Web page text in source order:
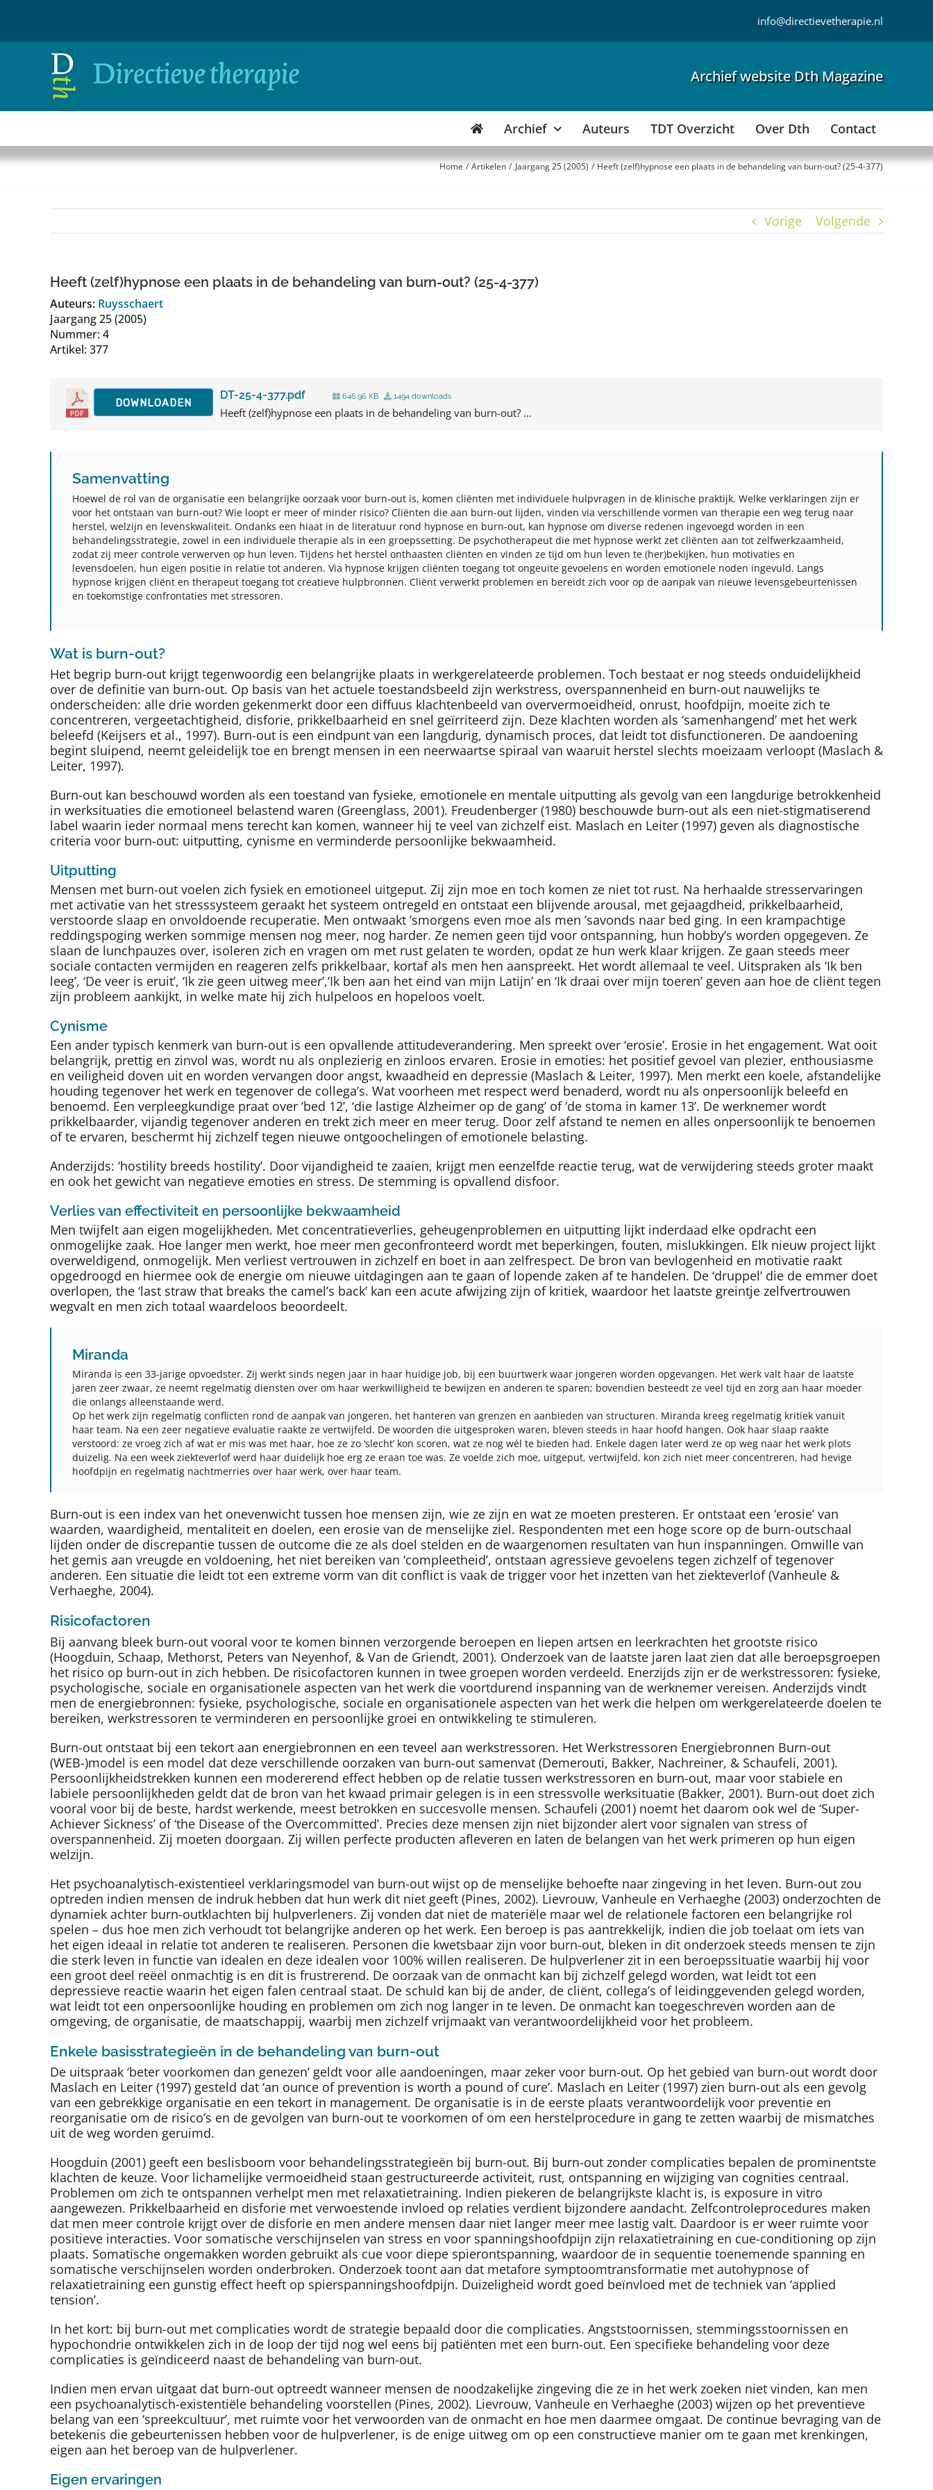
inhoud
info@directievetherapie.nl
Archief website Dth Magazine
Archief Auteurs TDT Overzicht Over Dth Contact
Home Artikelen Jaargang 25 (2005) Heeft (zelf)hypnose een plaats in de behandeling van burn-out? (25-4-377)
Vorige Volgende
Heeft (zelf)hypnose een plaats in de behandeling van burn-out? (25-4-377)
Auteurs: Ruysschaert
Jaargang 25 (2005)
Nummer: 4
Artikel: 377
DOWNLOADEN
DT-25-4-377.pdf 646.96 KB 1494 downloads
Heeft (zelf)hypnose een plaats in de behandeling van burn-out? ...
Samenvatting
Hoewel de rol van de organisatie een belangrijke oorzaak voor burn-out is, komen cliënten met individuele hulpvragen in de klinische praktijk. Welke verklaringen zijn er
voor het ontstaan van burn-out? Wie loopt er meer of minder risico? Cliënten die aan burn-out lijden, vinden via verschillende vormen van therapie een weg terug naar
herstel, welzijn en levenskwaliteit. Ondanks een hiaat in de literatuur rond hypnose en burn-out, kan hypnose om diverse redenen ingevoegd worden in een
behandelingsstrategie, zowel in een individuele therapie als in een groepssetting. De psychotherapeut die met hypnose werkt zet cliënten aan tot zelfwerkzaamheid,
zodat zij meer controle verwerven op hun leven. Tijdens het herstel onthaasten cliënten en vinden ze tijd om hun leven te (her)bekijken, hun motivaties en
levensdoelen, hun eigen positie in relatie tot anderen. Via hypnose krijgen cliënten toegang tot ongeuite gevoelens en worden emotionele noden ingevuld. Langs
hypnose krijgen cliënt en therapeut toegang tot creatieve hulpbronnen. Cliënt verwerkt problemen en bereidt zich voor op de aanpak van nieuwe levensgebeurtenissen
en toekomstige confrontaties met stressoren.
Wat is burn-out?
Het begrip burn-out krijgt tegenwoordig een belangrijke plaats in werkgerelateerde problemen. Toch bestaat er nog steeds onduidelijkheid
over de definitie van burn-out. Op basis van het actuele toestandsbeeld zijn werkstress, overspannenheid en burn-out nauwelijks te
onderscheiden: alle drie worden gekenmerkt door een diffuus klachtenbeeld van oververmoeidheid, onrust, hoofdpijn, moeite zich te
concentreren, vergeetachtigheid, disforie, prikkelbaarheid en snel geïrriteerd zijn. Deze klachten worden als ‘samenhangend’ met het werk
beleefd (Keijsers et al., 1997). Burn-out is een eindpunt van een langdurig, dynamisch proces, dat leidt tot disfunctioneren. De aandoening
begint sluipend, neemt geleidelijk toe en brengt mensen in een neerwaartse spiraal van waaruit herstel slechts moeizaam verloopt (Maslach &
Leiter, 1997).
Burn-out kan beschouwd worden als een toestand van fysieke, emotionele en mentale uitputting als gevolg van een langdurige betrokkenheid
in werksituaties die emotioneel belastend waren (Greenglass, 2001). Freudenberger (1980) beschouwde burn-out als een niet-stigmatiserend
label waarin ieder normaal mens terecht kan komen, wanneer hij te veel van zichzelf eist. Maslach en Leiter (1997) geven als diagnostische
criteria voor burn-out: uitputting, cynisme en verminderde persoonlijke bekwaamheid.
Uitputting
Mensen met burn-out voelen zich fysiek en emotioneel uitgeput. Zij zijn moe en toch komen ze niet tot rust. Na herhaalde stresservaringen
met activatie van het stresssysteem geraakt het systeem ontregeld en ontstaat een blijvende arousal, met gejaagdheid, prikkelbaarheid,
verstoorde slaap en onvoldoende recuperatie. Men ontwaakt ’smorgens even moe als men ’savonds naar bed ging. In een krampachtige
reddingspoging werken sommige mensen nog meer, nog harder. Ze nemen geen tijd voor ontspanning, hun hobby’s worden opgegeven. Ze
slaan de lunchpauzes over, isoleren zich en vragen om met rust gelaten te worden, opdat ze hun werk klaar krijgen. Ze gaan steeds meer
sociale contacten vermijden en reageren zelfs prikkelbaar, kortaf als men hen aanspreekt. Het wordt allemaal te veel. Uitspraken als ‘Ik ben
leeg’, ‘De veer is eruit’, ‘Ik zie geen uitweg meer’,‘Ik ben aan het eind van mijn Latijn’ en ‘Ik draai over mijn toeren’ geven aan hoe de cliënt tegen
zijn probleem aankijkt, in welke mate hij zich hulpeloos en hopeloos voelt.
Cynisme
Een ander typisch kenmerk van burn-out is een opvallende attitudeverandering. Men spreekt over ‘erosie’. Erosie in het engagement. Wat ooit
belangrijk, prettig en zinvol was, wordt nu als onplezierig en zinloos ervaren. Erosie in emoties: het positief gevoel van plezier, enthousiasme
en veiligheid doven uit en worden vervangen door angst, kwaadheid en depressie (Maslach & Leiter, 1997). Men merkt een koele, afstandelijke
houding tegenover het werk en tegenover de collega’s. Wat voorheen met respect werd benaderd, wordt nu als onpersoonlijk beleefd en
benoemd. Een verpleegkundige praat over ‘bed 12’, ‘die lastige Alzheimer op de gang’ of ‘de stoma in kamer 13’. De werknemer wordt
prikkelbaarder, vijandig tegenover anderen en trekt zich meer en meer terug. Door zelf afstand te nemen en alles onpersoonlijk te benoemen
of te ervaren, beschermt hij zichzelf tegen nieuwe ontgoochelingen of emotionele belasting.
Anderzijds: ‘hostility breeds hostility’. Door vijandigheid te zaaien, krijgt men eenzelfde reactie terug, wat de verwijdering steeds groter maakt
en ook het gewicht van negatieve emoties en stress. De stemming is opvallend disfoor.
Verlies van effectiviteit en persoonlijke bekwaamheid
Men twijfelt aan eigen mogelijkheden. Met concentratieverlies, geheugenproblemen en uitputting lijkt inderdaad elke opdracht een
onmogelijke zaak. Hoe langer men werkt, hoe meer men geconfronteerd wordt met beperkingen, fouten, mislukkingen. Elk nieuw project lijkt
overweldigend, onmogelijk. Men verliest vertrouwen in zichzelf en boet in aan zelfrespect. De bron van bevlogenheid en motivatie raakt
opgedroogd en hiermee ook de energie om nieuwe uitdagingen aan te gaan of lopende zaken af te handelen. De ‘druppel’ die de emmer doet
overlopen, the ‘last straw that breaks the camel’s back’ kan een acute afwijzing zijn of kritiek, waardoor het laatste greintje zelfvertrouwen
wegvalt en men zich totaal waardeloos beoordeelt.
Miranda
Miranda is een 33-jarige opvoedster. Zij werkt sinds negen jaar in haar huidige job, bij een buurtwerk waar jongeren worden opgevangen. Het werk valt haar de laatste
jaren zeer zwaar, ze neemt regelmatig diensten over om haar werkwilligheid te bewijzen en anderen te sparen; bovendien besteedt ze veel tijd en zorg aan haar moeder
die onlangs alleenstaande werd.
Op het werk zijn regelmatig conflicten rond de aanpak van jongeren, het hanteren van grenzen en aanbieden van structuren. Miranda kreeg regelmatig kritiek vanuit
haar team. Na een zeer negatieve evaluatie raakte ze vertwijfeld. De woorden die uitgesproken waren, bleven steeds in haar hoofd hangen. Ook haar slaap raakte
verstoord: ze vroeg zich af wat er mis was met haar, hoe ze zo ‘slecht’ kon scoren, wat ze nog wél te bieden had. Enkele dagen later werd ze op weg naar het werk plots
duizelig. Na een week ziekteverlof werd haar duidelijk hoe erg ze eraan toe was. Ze voelde zich moe, uitgeput, vertwijfeld, kon zich niet meer concentreren, had hevige
hoofdpijn en regelmatig nachtmerries over haar werk, over haar team.
Burn-out is een index van het onevenwicht tussen hoe mensen zijn, wie ze zijn en wat ze moeten presteren. Er ontstaat een ‘erosie’ van
waarden, waardigheid, mentaliteit en doelen, een erosie van de menselijke ziel. Respondenten met een hoge score op de burn-outschaal
lijden onder de discrepantie tussen de outcome die ze als doel stelden en de waargenomen resultaten van hun inspanningen. Omwille van
het gemis aan vreugde en voldoening, het niet bereiken van ‘compleetheid’, ontstaan agressieve gevoelens tegen zichzelf of tegenover
anderen. Een situatie die leidt tot een extreme vorm van dit conflict is vaak de trigger voor het inzetten van het ziekteverlof (Vanheule &
Verhaeghe, 2004).
Risicofactoren
Bij aanvang bleek burn-out vooral voor te komen binnen verzorgende beroepen en liepen artsen en leerkrachten het grootste risico
(Hoogduin, Schaap, Methorst, Peters van Neyenhof, & Van de Griendt, 2001). Onderzoek van de laatste jaren laat zien dat alle beroepsgroepen
het risico op burn-out in zich hebben. De risicofactoren kunnen in twee groepen worden verdeeld. Enerzijds zijn er de werkstressoren: fysieke,
psychologische, sociale en organisationele aspecten van het werk die voortdurend inspanning van de werknemer vereisen. Anderzijds vindt
men de energiebronnen: fysieke, psychologische, sociale en organisationele aspecten van het werk die helpen om werkgerelateerde doelen te
bereiken, werkstressoren te verminderen en persoonlijke groei en ontwikkeling te stimuleren.
Burn-out ontstaat bij een tekort aan energiebronnen en een teveel aan werkstressoren. Het Werkstressoren Energiebronnen Burn-out
(WEB-)model is een model dat deze verschillende oorzaken van burn-out samenvat (Demerouti, Bakker, Nachreiner, & Schaufeli, 2001).
Persoonlijkheidstrekken kunnen een modererend effect hebben op de relatie tussen werkstressoren en burn-out, maar voor stabiele en
labiele persoonlijkheden geldt dat de bron van het kwaad primair gelegen is in een stressvolle werksituatie (Bakker, 2001). Burn-out doet zich
vooral voor bij de beste, hardst werkende, meest betrokken en succesvolle mensen. Schaufeli (2001) noemt het daarom ook wel de ‘Super-
Achiever Sickness’ of ‘the Disease of the Overcommitted’. Precies deze mensen zijn niet bijzonder alert voor signalen van stress of
overspannenheid. Zij moeten doorgaan. Zij willen perfecte producten afleveren en laten de belangen van het werk primeren op hun eigen
welzijn.
Het psychoanalytisch-existentieel verklaringsmodel van burn-out wijst op de menselijke behoefte naar zingeving in het leven. Burn-out zou
optreden indien mensen de indruk hebben dat hun werk dit niet geeft (Pines, 2002). Lievrouw, Vanheule en Verhaeghe (2003) onderzochten de
dynamiek achter burn-outklachten bij hulpverleners. Zij vonden dat niet de materiële maar wel de relationele factoren een belangrijke rol
spelen – dus hoe men zich verhoudt tot belangrijke anderen op het werk. Een beroep is pas aantrekkelijk, indien die job toelaat om iets van
het eigen ideaal in relatie tot anderen te realiseren. Personen die kwetsbaar zijn voor burn-out, bleken in dit onderzoek steeds mensen te zijn
die sterk leven in functie van idealen en deze idealen voor 100% willen realiseren. De hulpverlener zit in een beroepssituatie waarbij hij voor
een groot deel reëel onmachtig is en dit is frustrerend. De oorzaak van de onmacht kan bij zichzelf gelegd worden, wat leidt tot een
depressieve reactie waarin het eigen falen centraal staat. De schuld kan bij de ander, de cliënt, collega’s of leidinggevenden gelegd worden,
wat leidt tot een onpersoonlijke houding en problemen om zich nog langer in te leven. De onmacht kan toegeschreven worden aan de
omgeving, de organisatie, de maatschappij, waarbij men zichzelf vrijmaakt van verantwoordelijkheid voor het probleem.
Enkele basisstrategieën in de behandeling van burn-out
De uitspraak ‘beter voorkomen dan genezen’ geldt voor alle aandoeningen, maar zeker voor burn-out. Op het gebied van burn-out wordt door
Maslach en Leiter (1997) gesteld dat ‘an ounce of prevention is worth a pound of cure’. Maslach en Leiter (1997) zien burn-out als een gevolg
van een gebrekkige organisatie en een tekort in management. De organisatie is in de eerste plaats verantwoordelijk voor preventie en
reorganisatie om de risico’s en de gevolgen van burn-out te voorkomen of om een herstelprocedure in gang te zetten waarbij de mismatches
uit de weg worden geruimd.
Hoogduin (2001) geeft een beslisboom voor behandelingsstrategieën bij burn-out. Bij burn-out zonder complicaties bepalen de prominentste
klachten de keuze. Voor lichamelijke vermoeidheid staan gestructureerde activiteit, rust, ontspanning en wijziging van cognities centraal.
Problemen om zich te ontspannen verhelpt men met relaxatietraining. Indien piekeren de belangrijkste klacht is, is exposure in vitro
aangewezen. Prikkelbaarheid en disforie met verwoestende invloed op relaties verdient bijzondere aandacht. Zelfcontroleprocedures maken
dat men meer controle krijgt over de disforie en men andere mensen daar niet langer meer mee lastig valt. Daardoor is er weer ruimte voor
positieve interacties. Voor somatische verschijnselen van stress en voor spanningshoofdpijn zijn relaxatietraining en cue-conditioning op zijn
plaats. Somatische ongemakken worden gebruikt als cue voor diepe spierontspanning, waardoor de in sequentie toenemende spanning en
somatische verschijnselen worden onderbroken. Onderzoek toont aan dat metafore symptoomtransformatie met autohypnose of
relaxatietraining een gunstig effect heeft op spierspanningshoofdpijn. Duizeligheid wordt goed beïnvloed met de techniek van ‘applied
tension’.
In het kort: bij burn-out met complicaties wordt de strategie bepaald door die complicaties. Angststoornissen, stemmingsstoornissen en
hypochondrie ontwikkelen zich in de loop der tijd nog wel eens bij patiënten met een burn-out. Een specifieke behandeling voor deze
complicaties is geïndiceerd naast de behandeling van burn-out.
Indien men ervan uitgaat dat burn-out optreedt wanneer mensen de noodzakelijke zingeving die ze in het werk zoeken niet vinden, kan men
een psychoanalytisch-existentiële behandeling voorstellen (Pines, 2002). Lievrouw, Vanheule en Verhaeghe (2003) wijzen op het preventieve
belang van een ‘spreekcultuur’, met ruimte voor het verwoorden van de onmacht en hoe men daarmee omgaat. De continue bevraging van de
betekenis die gebeurtenissen hebben voor de hulpverlener, is de enige uitweg om op een constructieve manier om te gaan met krenkingen,
eigen aan het beroep van de hulpverlener.
Eigen ervaringen